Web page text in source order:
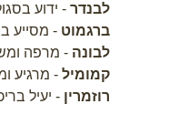
לבנדר - ידוע
ברגמוט - מסייע
לבונה - מרפה
קמומיל - מרגיע
רוזמרין - יעיל